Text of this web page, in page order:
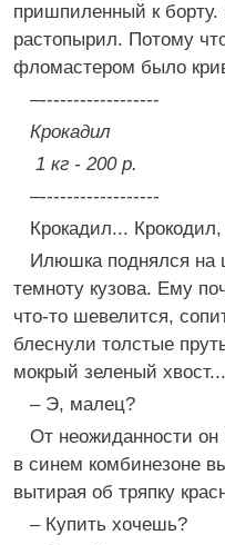
пришпиленный к борту.
растопырил. Потому
фломастером было
–------------------
Крокадил
1 кг - 200 р.
–------------------
Крокадил...
Илюшка поднялся на
темноту кузова. Ему
что-то шевелится,
блеснули толстые
мокрый зеленый хвост...
– Э, малец?
От неожиданности
в синем комбинезоне
вытирая об тряпку
– Купить хочешь?